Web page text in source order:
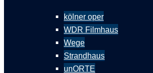
kölner oper
WDR Filmhaus
Wege
Strandhaus
unORTE